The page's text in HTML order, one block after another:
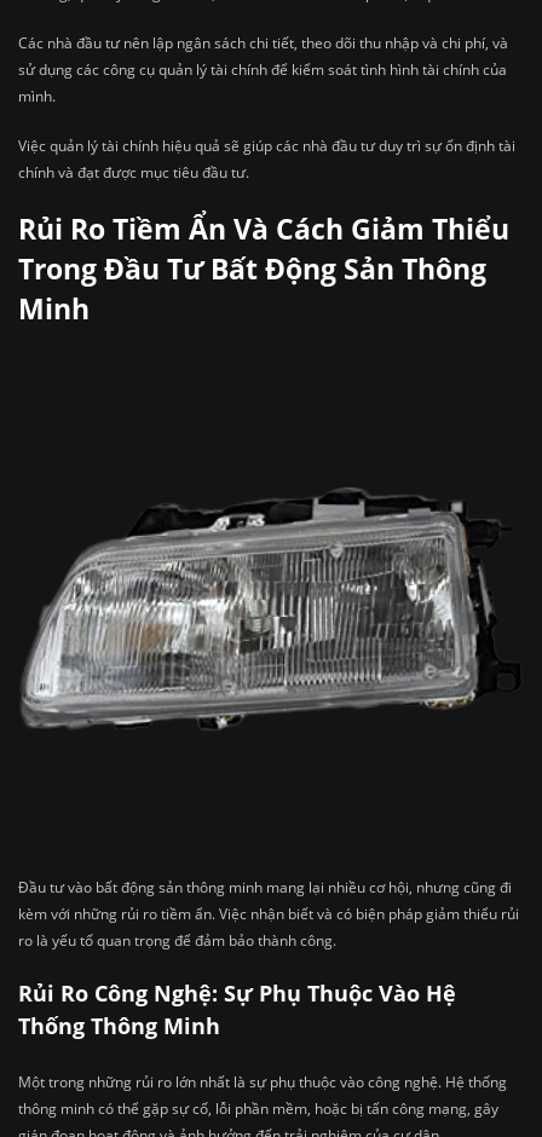
Các nhà đầu tư nên lập ngân sách chi tiết, theo dõi thu nhập và chi phí, và
sử dụng các công cụ quản lý tài chính để kiểm soát tình hình tài chính của
mình.
Việc quản lý tài chính hiệu quả sẽ giúp các nhà đầu tư duy trì sự ổn định tài
chính và đạt được mục tiêu đầu tư.
Rủi Ro Tiềm Ẩn Và Cách Giảm Thiểu
Trong Đầu Tư Bất Động Sản Thông
Minh
Đầu tư vào bất động sản thông minh mang lại nhiều cơ hội, nhưng cũng đi
kèm với những rủi ro tiềm ẩn. Việc nhận biết và có biện pháp giảm thiểu rủi
ro là yếu tố quan trọng để đảm bảo thành công.
Rủi Ro Công Nghệ: Sự Phụ Thuộc Vào Hệ
Thống Thông Minh
Một trong những rủi ro lớn nhất là sự phụ thuộc vào công nghệ. Hệ thống
thông minh có thể gặp sự cố, lỗi phần mềm, hoặc bị tấn công mạng, gây